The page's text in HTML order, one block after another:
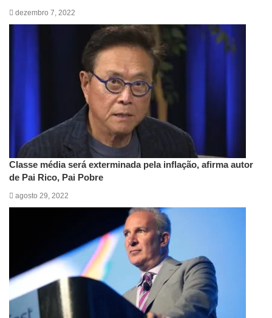
dezembro 7, 2022
Classe média será exterminada pela inflação, afirma autor
de Pai Rico, Pai Pobre
agosto 29, 2022